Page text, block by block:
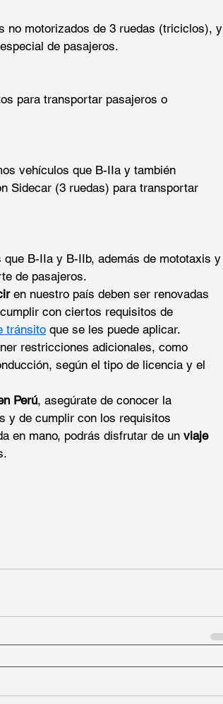
no motorizados de 3 ruedas (triciclos), y
de pasajeros.
para transportar pasajeros o
vehículos que B-IIa y también
Sidecar (3 ruedas) para transportar
B-IIa y B-IIb, además de mototaxis y
de pasajeros.
en nuestro país deben ser renovadas
con ciertos requisitos de
tránsito que se les puede aplicar.
restricciones adicionales, como
según el tipo de licencia y el
Perú, asegúrate de conocer la
y de cumplir con los requisitos
en mano, podrás disfrutar de un viaje